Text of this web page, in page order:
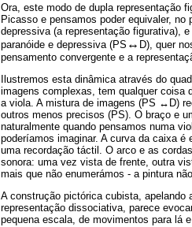
Ora, este modo de dupla representação
Picasso e pensamos poder equivaler,
depressiva (a representação figurativa),
paranóide e depressiva (PS ↔ D), quer
pensamento convergente e a
Ilustremos esta dinâmica através do
imagens complexas, tem qualquer coisa
a viola. A mistura de imagens (PS ↔ D)
outros menos precisos (PS). O braço e
naturalmente quando pensamos numa
poderíamos imaginar. A curva da caixa
uma recordação táctil. O arco e as
sonora: uma vez vista de frente, outra
mais que não enumerámos - a pintura
A construção pictórica cubista, apelando
representação dissociativa, parece
pequena escala, de movimentos para lá